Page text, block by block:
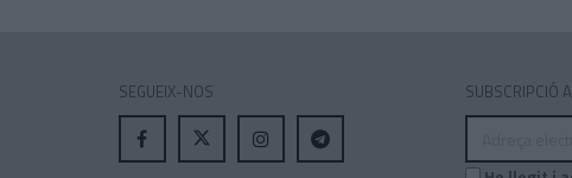
SEGUEIX-NOS SUBSCRIPCIÓ
Adreça